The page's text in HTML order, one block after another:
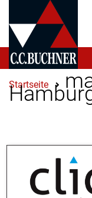
Startseite